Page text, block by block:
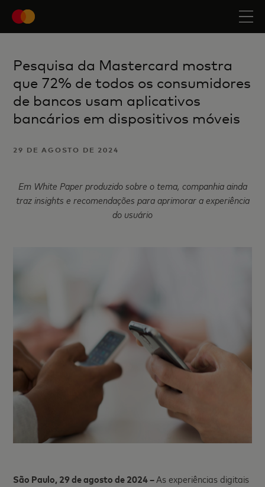
Pesquisa da Mastercard mostra
que 72% de todos os consumidores
de bancos usam aplicativos
bancários em dispositivos móveis
29 DE AGOSTO DE 2024
Em White Paper produzido sobre o tema, companhia ainda
traz insights e recomendações para aprimorar a experiência
do usuário
São Paulo, 29 de agosto de 2024 –As experiências digitais